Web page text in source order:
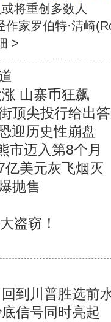
或将重创多数人
家罗伯特·清崎
>
山寨币狂飙
顶尖投行给出
迎历史性崩盘
市迈入第8个月
亿美元灰飞烟灭
抛售
盗窃！
到川普胜选前
信号同时亮起